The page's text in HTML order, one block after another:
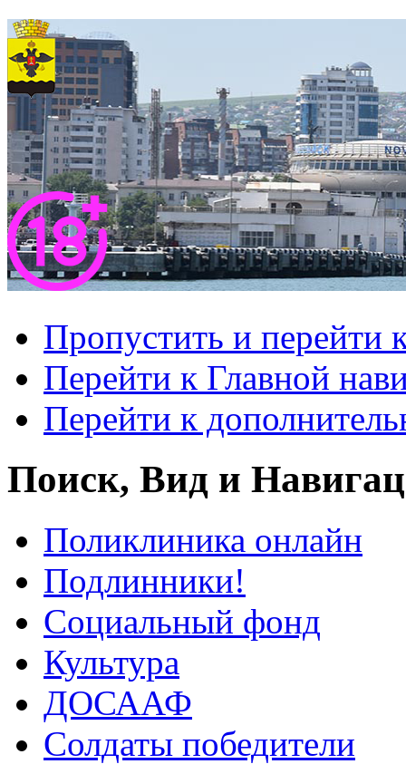
Пропустить и перейти
Перейти к Главной
Перейти к
Поиск, Вид и
Поликлиника онлайн
Подлинники!
Социальный фонд
Культура
ДОСААФ
Солдаты победители